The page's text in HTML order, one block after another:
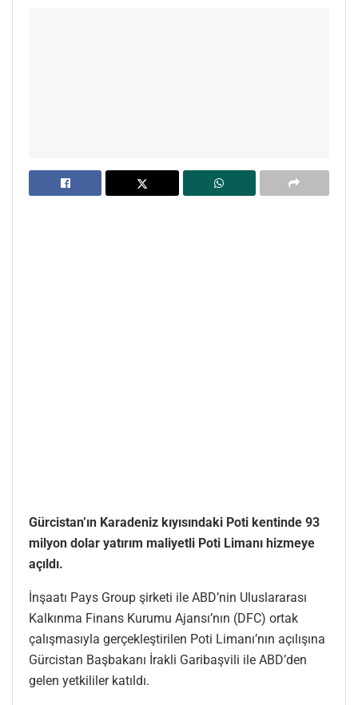
Gürcistan’ın Karadeniz kıyısındaki Poti kentinde 93
milyon dolar yatırım maliyetli Poti Limanı hizmeye
açıldı.
İnşaatı Pays Group şirketi ile ABD’nin Uluslararası
Kalkınma Finans Kurumu Ajansı’nın (DFC) ortak
çalışmasıyla gerçekleştirilen Poti Limanı’nın açılışına
Gürcistan Başbakanı İrakli Garibaşvili ile ABD’den
gelen yetkililer katıldı.